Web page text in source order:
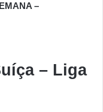
–
– Liga